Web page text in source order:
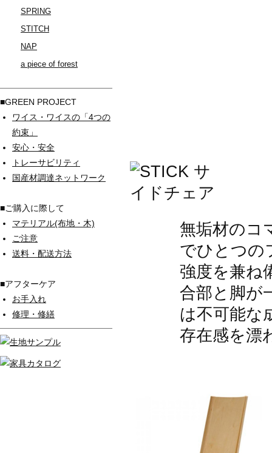
無垢材のコ
でひとつの
強度を兼ね
合部と脚が
は不可能な
存在感を漂
SPRING
STITCH
NAP
a piece of forest
■GREEN PROJECT
ワイス・ワイスの「4つの
約束」
安心・安全
トレーサビリティ
国産材調達ネットワーク
■ご購入に際して
マテリアル(布地・木)
ご注意
送料・配送方法
■アフターケア
お手入れ
修理・修繕